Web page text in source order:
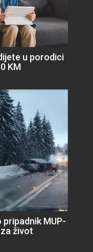
u porodici
KM
pripadnik MUP-
život